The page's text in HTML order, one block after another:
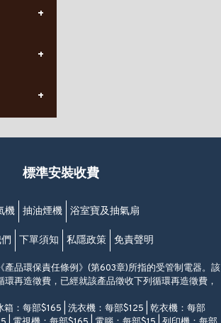
141號
乍街
B出口)
:
20-28號
專線小巴)
標準安裝收費
機 抽油煙機 浴室寶及抽氣扇
下單須知 私隱政策 免責聲明
產品環保責任條例》(第603章)所指的受管制電器。該
再造徵費，已經就該產品徵收下列循環再造徵費，
箱：每部$165 | 洗衣機：每部$125 | 乾衣機：每部